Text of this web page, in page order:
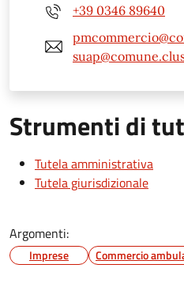
+39 0346 89640
Strumenti di
Tutela amministrativa
Tutela giurisdizionale
Argomenti:
Imprese Commercio